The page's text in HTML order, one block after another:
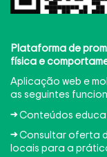
Plataforma de
física e
Aplicação web e
as seguintes
→Conteúdos
→Consultar oferta
locais para a